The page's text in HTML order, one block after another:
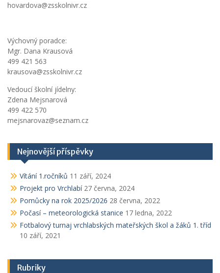
hovardova@zsskolnivr.cz
Výchovný poradce:
Mgr. Dana Krausová
499 421 563
krausova@zsskolnivr.cz
Vedoucí školní jídelny:
Zdena Mejsnarová
499 422 570
mejsnarovaz@seznam.cz
Nejnovější příspěvky
Vítání 1.ročníků 11 září, 2024
Projekt pro Vrchlabí 27 června, 2024
Pomůcky na rok 2025/2026 28 června, 2022
Počasí – meteorologická stanice 17 ledna, 2022
Fotbalový turnaj vrchlabských mateřských škol a žáků 1. tříd
10 září, 2021
Rubriky